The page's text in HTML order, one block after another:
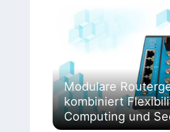
Modulare
kombiniert
Computing und